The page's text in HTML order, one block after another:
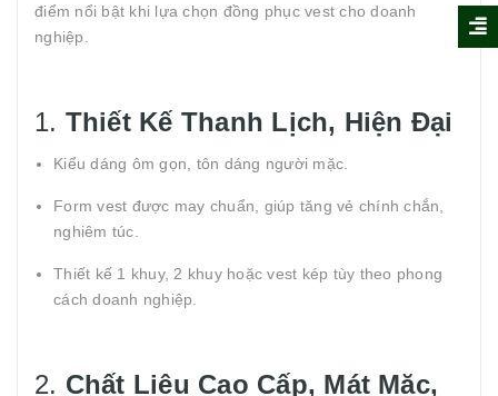
điểm nổi bật khi lựa chọn đồng phục vest cho doanh
nghiệp.
1. Thiết Kế Thanh Lịch, Hiện Đại
Kiểu dáng ôm gọn, tôn dáng người mặc.
Form vest được may chuẩn, giúp tăng vẻ chính chắn,
nghiêm túc.
Thiết kế 1 khuy, 2 khuy hoặc vest kép tùy theo phong
cách doanh nghiệp.
2. Chất Liệu Cao Cấp, Mát Mặc,